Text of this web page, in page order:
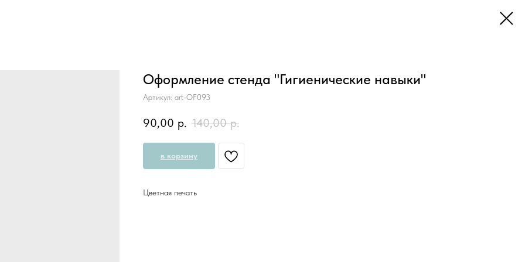
Оформление стенда "Гигиенические навыки"
Артикул: art-OF093
90,00 р. 140,00 р.
в корзину
Цветная печать